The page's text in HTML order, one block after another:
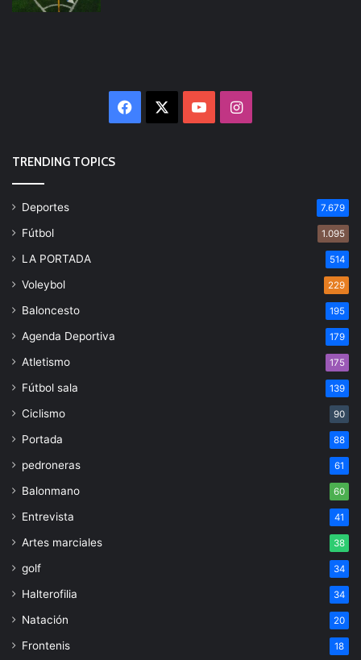
Facebook YouTubeInstagram
TRENDING TOPICS
Deportes 7.679
Fútbol 1.095
LA PORTADA 514
Voleybol 229
Baloncesto 195
Agenda Deportiva 179
Atletismo 175
Fútbol sala 139
Ciclismo 90
Portada 88
pedroneras 61
Balonmano 60
Entrevista 41
Artes marciales 38
golf 34
Halterofilia 34
Natación 20
Frontenis 18